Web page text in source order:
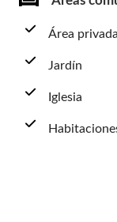
Área privada
Jardín
Iglesia